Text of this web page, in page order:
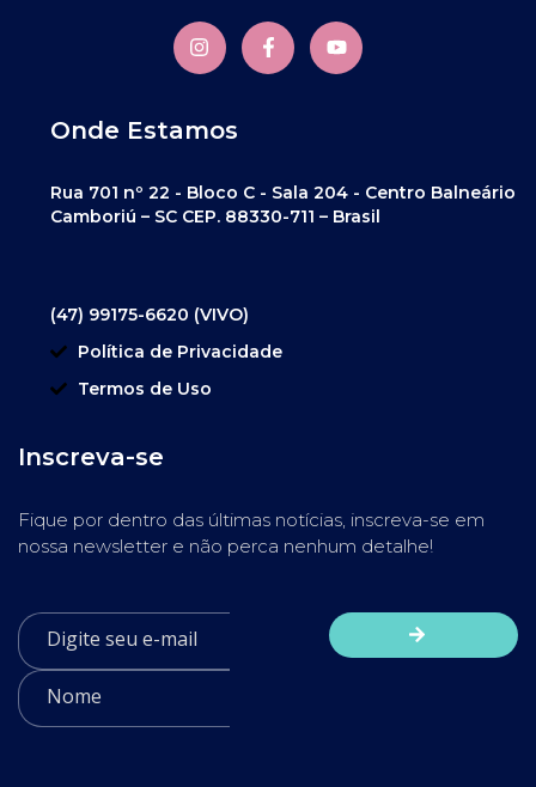
Onde Estamos
Rua 701 nº 22 - Bloco C - Sala 204 - Centro Balneário
Camboriú – SC CEP. 88330-711 – Brasil
(47) 99175-6620 (VIVO)
Política de Privacidade
Termos de Uso
Inscreva-se
Fique por dentro das últimas notícias, inscreva-se em
nossa newsletter e não perca nenhum detalhe!